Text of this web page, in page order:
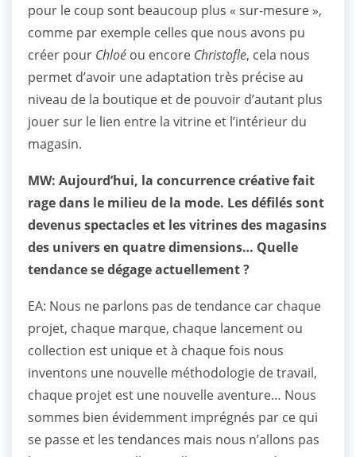
pour le coup sont beaucoup plus « sur-mesure »,
comme par exemple celles que nous avons pu
créer pour Chloé ou encore Christofle, cela nous
permet d’avoir une adaptation très précise au
niveau de la boutique et de pouvoir d’autant plus
jouer sur le lien entre la vitrine et l’intérieur du
magasin.
MW: Aujourd’hui, la concurrence créative fait
rage dans le milieu de la mode. Les défilés sont
devenus spectacles et les vitrines des magasins
des univers en quatre dimensions… Quelle
tendance se dégage actuellement ?
EA: Nous ne parlons pas de tendance car chaque
projet, chaque marque, chaque lancement ou
collection est unique et à chaque fois nous
inventons une nouvelle méthodologie de travail,
chaque projet est une nouvelle aventure… Nous
sommes bien évidemment imprégnés par ce qui
se passe et les tendances mais nous n’allons pas